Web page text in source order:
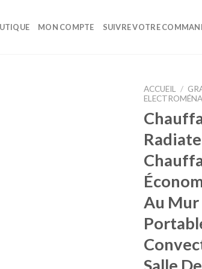
MON COMPTE SUIVRE VOTRE
ACCUEIL /
Au Mur
Salle